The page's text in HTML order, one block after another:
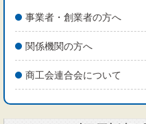
事業者・創業者の方へ
関係機関の方へ
商工会連合会について